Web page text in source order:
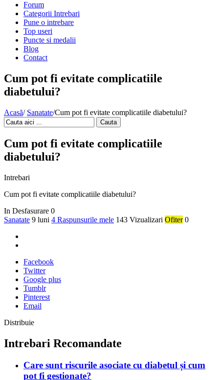
Forum
Categorii Intrebari
Pune o intrebare
Top useri
Puncte si medalii
Blog
Contact
Cum pot fi evitate complicatiile
diabetului?
Acasă/ Sanatate/Cum pot fi evitate complicatiile diabetului?
Cauta
Cum pot fi evitate complicatiile
diabetului?
Intrebari
Cum pot fi evitate complicatiile diabetului?
In Desfasurare 0
Sanatate 9 luni 4 Raspunsurile mele 143 Vizualizari Ofiter 0
Facebook
Twitter
Google plus
Tumblr
Pinterest
Email
Distribuie
Intrebari Recomandate
Care sunt riscurile asociate cu diabetul și cum
pot fi gestionate?